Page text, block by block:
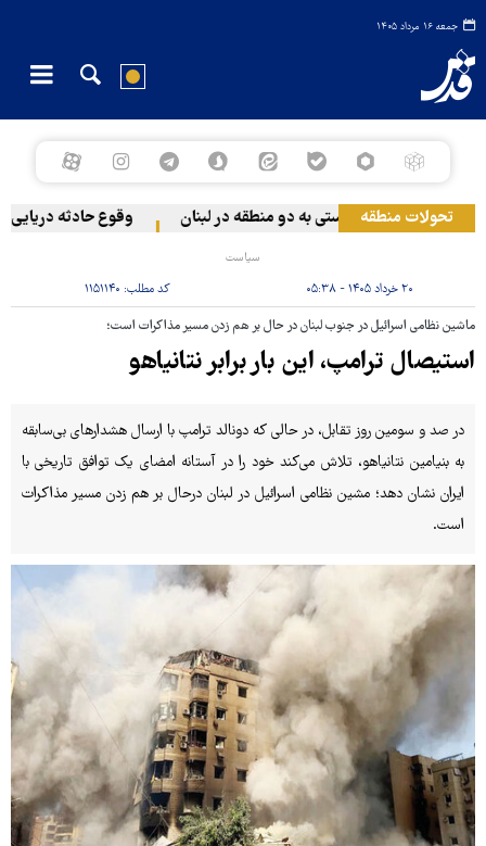
جمعه ۱۶ مرداد ۱۴۰۵
تحولات منطقه
حمله رژیم صهیونیستی به دو منطقه در لبنان وقوع حادثه دریایی
سیاست
۲۰ خرداد ۱۴۰۵ - ۰۵:۳۸ کد مطلب: ۱۱۵۱۱۴۰
ماشین نظامی اسرائیل در جنوب لبنان در حال بر هم زدن مسیر مذاکرات است؛
استیصال ترامپ، این ‌بار برابر نتانیاهو
در صد و سومین روز تقابل، در حالی که دونالد ترامپ با ارسال هشدارهای بی‌سابقه
به بنیامین نتانیاهو، تلاش می‌کند خود را در آستانه‌ امضای یک توافق تاریخی با
ایران نشان دهد؛ مشین نظامی اسرائیل در لبنان درحال بر هم زدن مسیر مذاکرات
است.